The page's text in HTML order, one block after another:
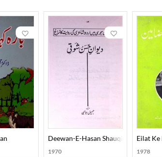
के इतिहास की सबसे महत्वपूर्ण और प्रामाणिक
और मसाइल", "तनक़ीद और तजुर्बा", "कदीम उर्दू की
राव" पर उनका कार्य बुनियादी माना जाता है।
पहचान एक महान शोधकर्ता और साहित्यिक
Deewan-E-Hasan Shauqi
1970
Eilat Ke
1978